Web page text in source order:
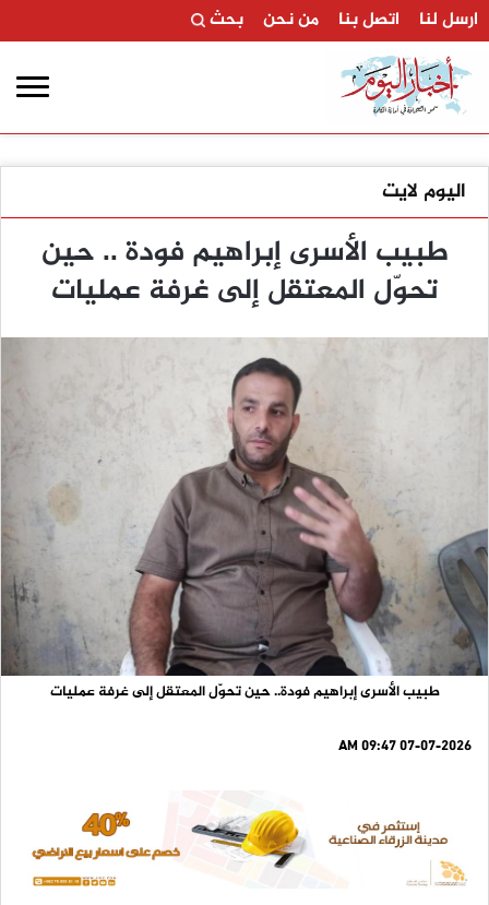
ارسل لنا اتصل بنا من نحن بحث
اليوم لايت
طبيب الأسرى إبراهيم فودة .. حين
تحوّل المعتقل إلى غرفة عمليات
طبيب الأسرى إبراهيم فودة.. حين تحوّل المعتقل إلى غرفة عمليات
07-07-2026 09:47 AM